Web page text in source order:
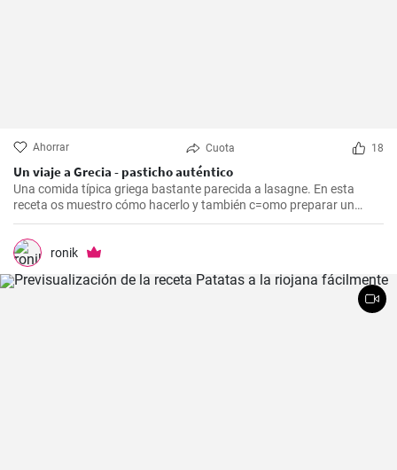
Ahorrar Cuota 18
Un viaje a Grecia - pasticho auténtico
Una comida típica griega bastante parecida a lasagne. En esta
receta os muestro cómo hacerlo y también c=omo preparar un
bechamel auténtico.
ronik